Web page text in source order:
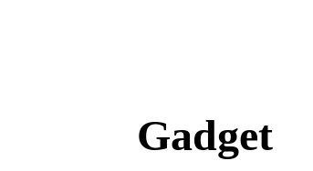
Gadget